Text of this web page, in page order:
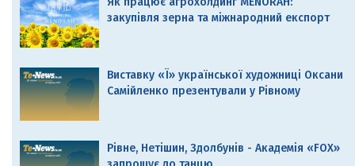
закупівля зерна та міжнародний експорт
Виставку «Ї» української художниці Оксани
Самійленко презентували у Рівному
Рівне, Нетішин, Здолбунів - Академія «FOX»